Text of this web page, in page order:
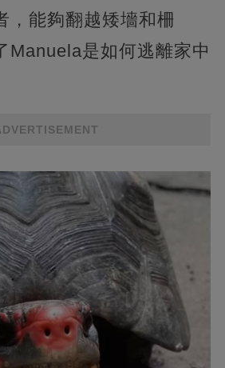
，能夠翻越矮墻和柵
Manuela是如何逃離家中